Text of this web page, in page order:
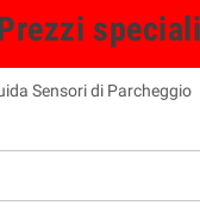
Prezzi
Sensori di Parcheggio